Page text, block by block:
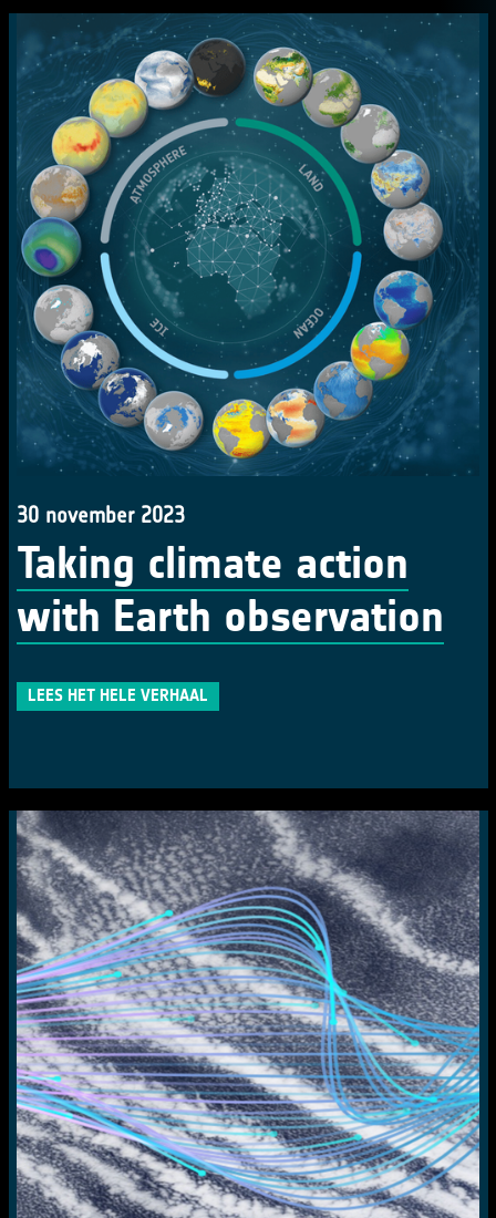
30 november 2023
Taking climate action
with Earth observation
LEES HET HELE VERHAAL